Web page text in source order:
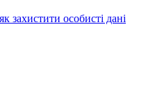
захистити особисті дані